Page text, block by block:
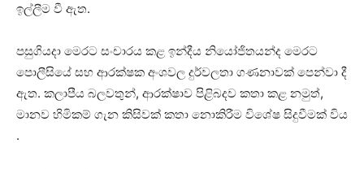
ඉල්ලීම වී ඇත.
පසුගියදා මෙරට සංචාරය කළ ඉන්දීය නියෝජිතයන්ද මෙරට
පොලීසියේ සහ ආරක්ෂක අංශවල දුර්වලතා ගණනාවක් පෙන්වා දී
ඇත. කලාපීය බලවතුන්, ආරක්ෂාව පිළිබදව කතා කළ නමුත්,
මානව හිමිකම් ගැන කිසිවක් කතා නොකිරීම විශේෂ සිදුවීමක් විය
.